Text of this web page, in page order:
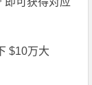
$10万大